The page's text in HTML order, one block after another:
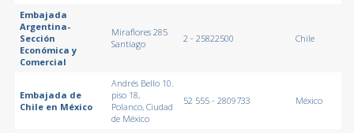
Embajada
Argentina-
Sección
Económica y
Comercial
Miraflores 285
Santiago
2 - 25822500 Chile
Embajada de
Chile en México
Andrés Bello 10.
piso 18,
Polanco, Ciudad
de México
52 555 - 2809733 México